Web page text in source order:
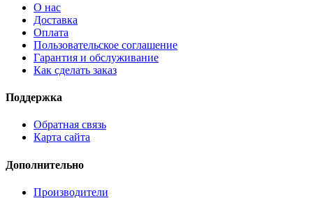
О нас
Доставка
Оплата
Пользовательское соглашение
Гарантия и обслуживание
Как сделать заказ
Поддержка
Обратная связь
Карта сайта
Дополнительно
Производители